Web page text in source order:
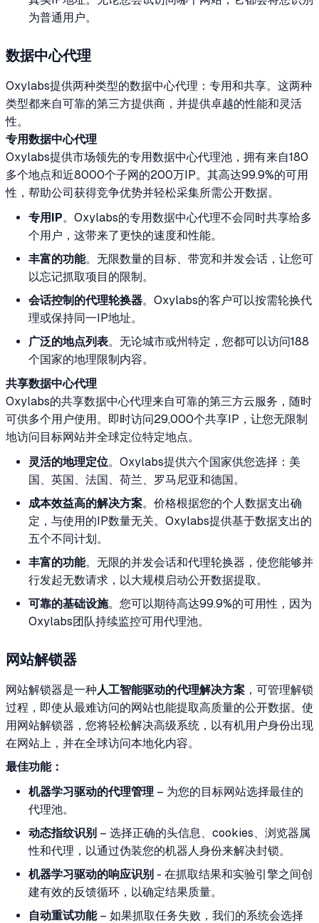
为普通用户。
数据中心代理
Oxylabs提供两种类型的数据中心代理：专用和共享。这两种
类型都来自可靠的第三方提供商，并提供卓越的性能和灵活
性。
专用数据中心代理
Oxylabs提供市场领先的专用数据中心代理池，拥有来自180
多个地点和近8000个子网的200万IP。其高达99.9%的可用
性，帮助公司获得竞争优势并轻松采集所需公开数据。
专用IP。Oxylabs的专用数据中心代理不会同时共享给多
个用户，这带来了更快的速度和性能。
丰富的功能。无限数量的目标、带宽和并发会话，让您可
以忘记抓取项目的限制。
会话控制的代理轮换器。Oxylabs的客户可以按需轮换代
理或保持同一IP地址。
广泛的地点列表。无论城市或州特定，您都可以访问188
个国家的地理限制内容。
共享数据中心代理
Oxylabs的共享数据中心代理来自可靠的第三方云服务，随时
可供多个用户使用。即时访问29,000个共享IP，让您无限制
地访问目标网站并全球定位特定地点。
灵活的地理定位。Oxylabs提供六个国家供您选择：美
国、英国、法国、荷兰、罗马尼亚和德国。
成本效益高的解决方案。价格根据您的个人数据支出确
定，与使用的IP数量无关。Oxylabs提供基于数据支出的
五个不同计划。
丰富的功能。无限的并发会话和代理轮换器，使您能够并
行发起无数请求，以大规模启动公开数据提取。
可靠的基础设施。您可以期待高达99.9%的可用性，因为
Oxylabs团队持续监控可用代理池。
网站解锁器
网站解锁器是一种人工智能驱动的代理解决方案 ，可管理解锁
过程，即使从最难访问的网站也能提取高质量的公开数据。使
用网站解锁器，您将轻松解决高级系统，以有机用户身份出现
在网站上，并在全球访问本地化内容。
最佳功能：
机器学习驱动的代理管理 – 为您的目标网站选择最佳的
代理池。
动态指纹识别 – 选择正确的头信息、cookies、浏览器属
性和代理，以通过伪装您的机器人身份来解决封锁。
机器学习驱动的响应识别 - 在抓取结果和实验引擎之间创
建有效的反馈循环，以确定结果质量。
自动重试功能– 如果抓取任务失败，我们的系统会选择